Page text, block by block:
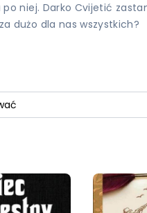
niej. Darko Cvijetić
dużo dla nas wszystkich?